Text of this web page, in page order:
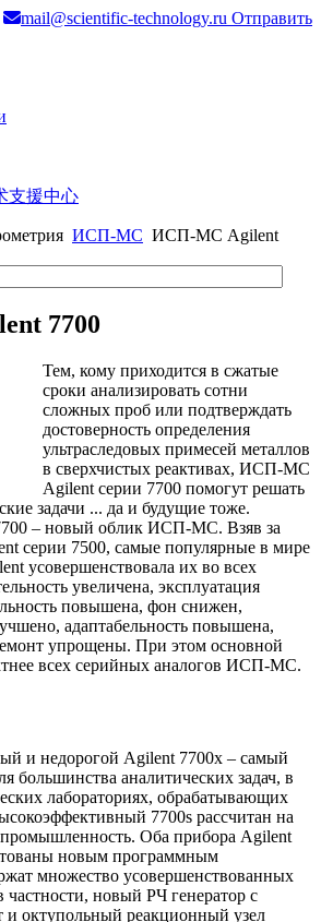
mail@scientific-technology.ru Отправить
支援中心
ИСП-МС ИСП-МС Agilent
7700
Тем, кому приходится в сжатые
сроки анализировать сотни
сложных проб или подтверждать
достоверность определения
ультраследовых примесей металлов
в сверхчистых реактивах, ИСП-МС
Agilent серии 7700 помогут решать
задачи ... да и будущие тоже.
– новый облик ИСП-МС. Взяв за
серии 7500, самые популярные в мире
усовершенствовала их во всех
увеличена, эксплуатация
повышена, фон снижен,
адаптабельность повышена,
упрощены. При этом основной
всех серийных аналогов ИСП-МС.
и недорогой Agilent 7700х – самый
большинства аналитических задач, в
лабораториях, обрабатывающих
7700s рассчитан на
Оба прибора Agilent
новым программным
множество усовершенствованных
частности, новый РЧ генератор с
и октупольный реакционный узел